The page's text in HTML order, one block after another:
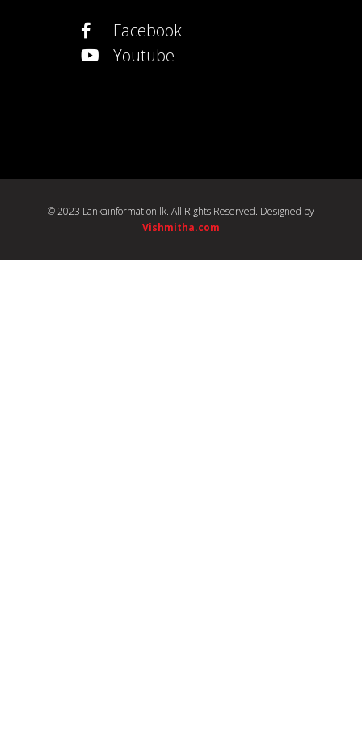
Facebook
Youtube
© 2023 Lankainformation.lk. All Rights Reserved. Designed by
Vishmitha.com